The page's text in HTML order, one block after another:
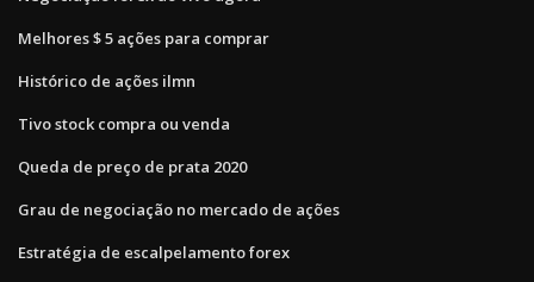
Melhores $ 5 ações para comprar
Histórico de ações ilmn
Tivo stock compra ou venda
Queda de preço de prata 2020
Grau de negociação no mercado de ações
Estratégia de escalpelamento forex